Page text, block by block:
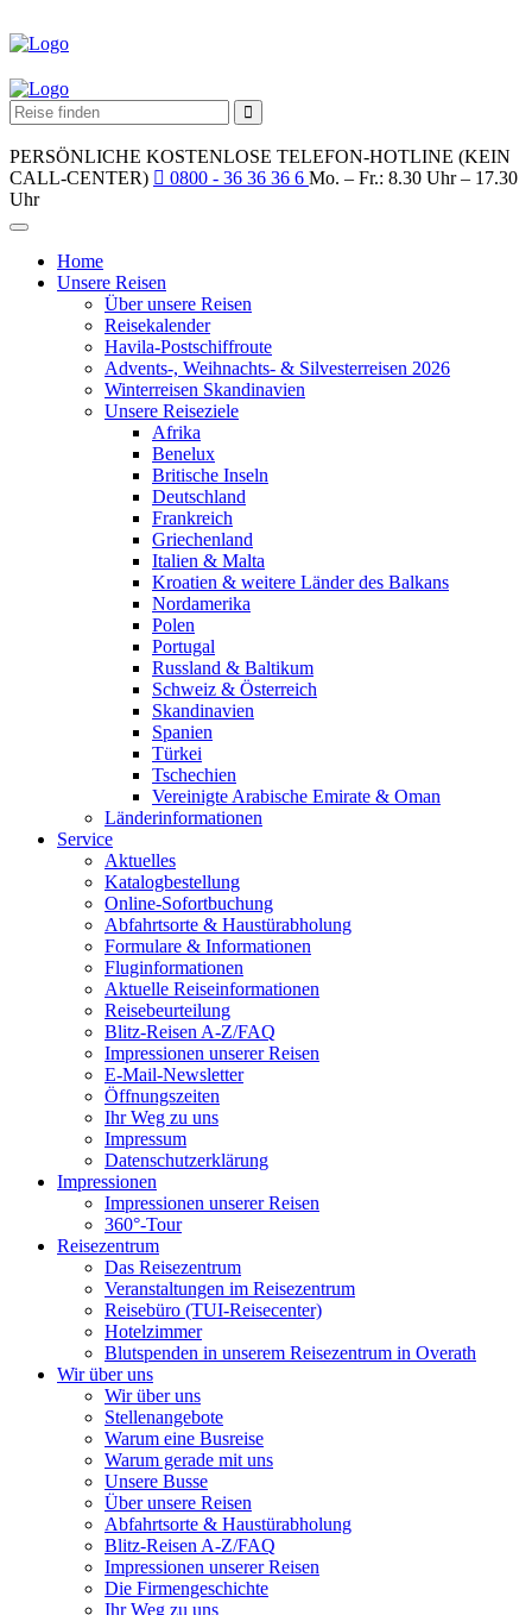
PERSÖNLICHE KOSTENLOSE TELEFON-HOTLINE (KEIN
CALL-CENTER)
0800 - 36 36 36 6 Mo. – Fr.: 8.30 Uhr – 17.30
Uhr
Home
Unsere Reisen
Über unsere Reisen
Reisekalender
Havila-Postschiffroute
Advents-, Weihnachts- & Silvesterreisen 2026
Winterreisen Skandinavien
Unsere Reiseziele
Afrika
Benelux
Britische Inseln
Deutschland
Frankreich
Griechenland
Italien & Malta
Kroatien & weitere Länder des Balkans
Nordamerika
Polen
Portugal
Russland & Baltikum
Schweiz & Österreich
Skandinavien
Spanien
Türkei
Tschechien
Vereinigte Arabische Emirate & Oman
Länderinformationen
Service
Aktuelles
Katalogbestellung
Online-Sofortbuchung
Abfahrtsorte & Haustürabholung
Formulare & Informationen
Fluginformationen
Aktuelle Reiseinformationen
Reisebeurteilung
Blitz-Reisen A-Z/FAQ
Impressionen unserer Reisen
E-Mail-Newsletter
Öffnungszeiten
Ihr Weg zu uns
Impressum
Datenschutzerklärung
Impressionen
Impressionen unserer Reisen
360°-Tour
Reisezentrum
Das Reisezentrum
Veranstaltungen im Reisezentrum
Reisebüro (TUI-Reisecenter)
Hotelzimmer
Blutspenden in unserem Reisezentrum in Overath
Wir über uns
Wir über uns
Stellenangebote
Warum eine Busreise
Warum gerade mit uns
Unsere Busse
Über unsere Reisen
Abfahrtsorte & Haustürabholung
Blitz-Reisen A-Z/FAQ
Impressionen unserer Reisen
Die Firmengeschichte
Ihr Weg zu uns